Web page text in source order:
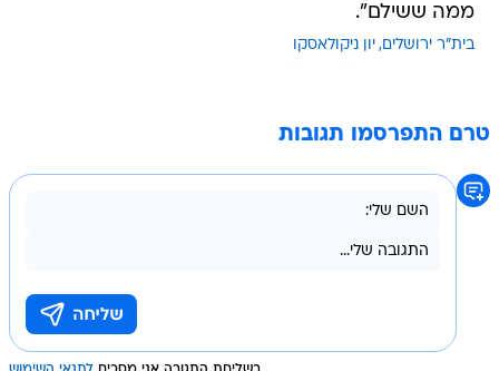
ממה ששילם".
בית"ר ירושלים יון ניקולאסקו
טרם התפרסמו תגובות